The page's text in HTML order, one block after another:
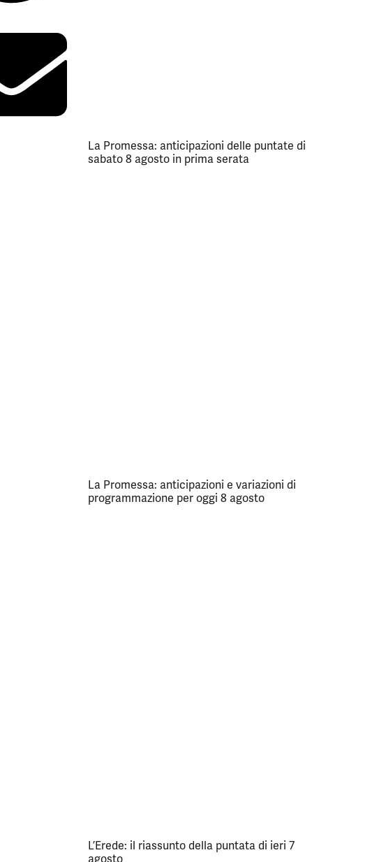
La Promessa: anticipazioni delle puntate di
sabato 8 agosto in prima serata
La Promessa: anticipazioni e variazioni di
programmazione per oggi 8 agosto
L’Erede: il riassunto della puntata di ieri 7
agosto